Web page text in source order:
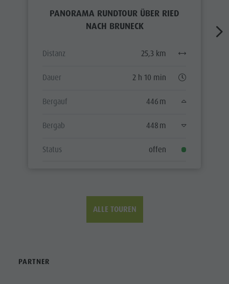
PANORAMA RUNDTOUR ÜBER RIED
NACH BRUNECK
Distanz 25,3 km
Dauer 2 h 10 min
Bergauf 446 m
Bergab 448 m
Status offen
ALLE TOUREN
PARTNER